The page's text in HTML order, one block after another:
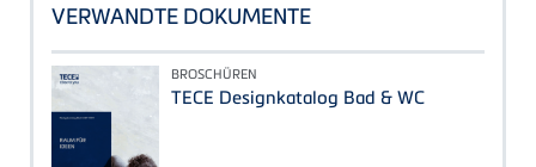
VERWANDTE DOKUMENTE
BROSCHÜREN
TECE Designkatalog Bad & WC